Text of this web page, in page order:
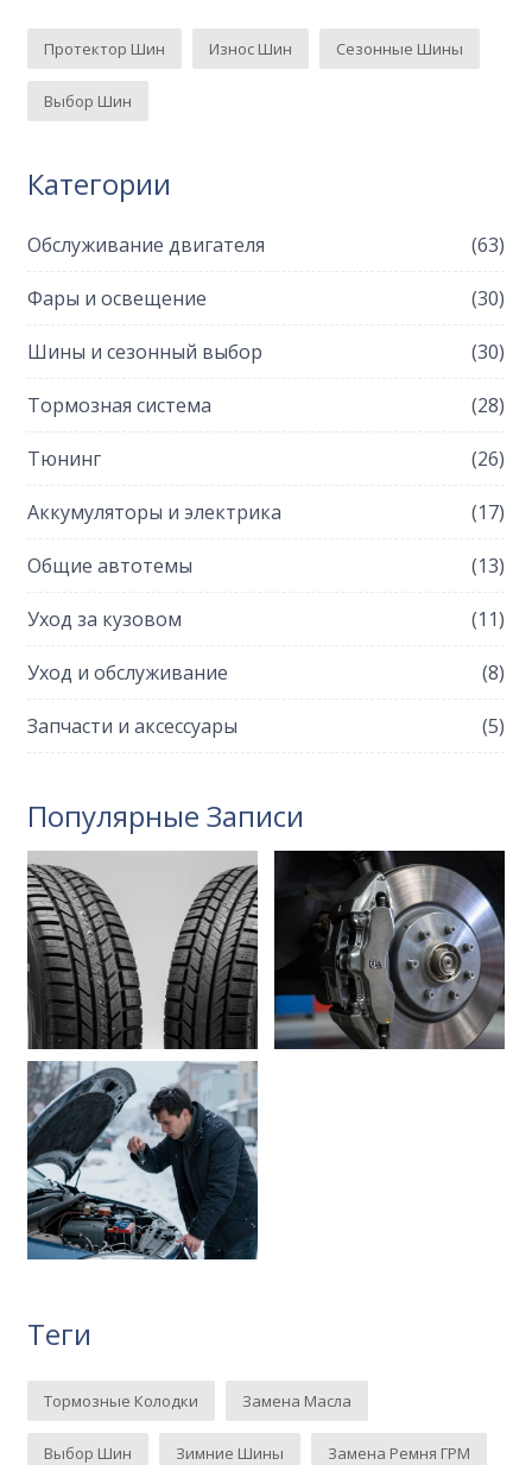
Протектор Шин Износ Шин Сезонные Шины
Выбор Шин
Категории
Обслуживание двигателя (63)
Фары и освещение (30)
Шины и сезонный выбор (30)
Тормозная система (28)
Тюнинг (26)
Аккумуляторы и электрика (17)
Общие автотемы (13)
Уход за кузовом (11)
Уход и обслуживание (8)
Запчасти и аксессуары (5)
Популярные Записи
Теги
Тормозные Колодки Замена Масла
Выбор Шин Зимние Шины Замена Ремня ГРМ